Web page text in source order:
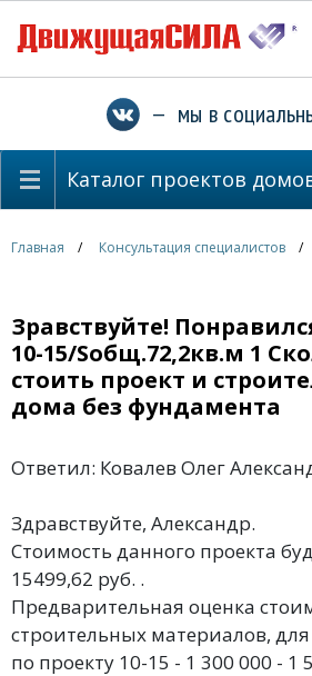
— мы в
Каталог проектов
Главная Консультация специалистов
Зравствуйте!
10-15/Sобщ.72,2кв.м 1
стоить проект и
дома без фундамента
Ответил: Ковалев Олег
Здравствуйте, Александр.
Стоимость данного проекта
15499,62 руб. .
Предварительная оценка
строительных материалов,
по проекту 10-15 - 1 300 000 - 1